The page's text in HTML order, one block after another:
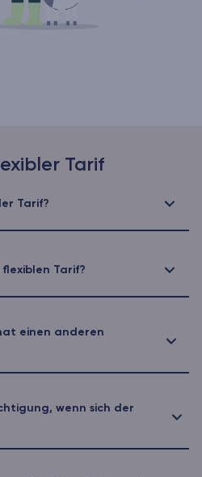
Tarif
Tarif?
Tarif?
einen anderen
wenn sich der